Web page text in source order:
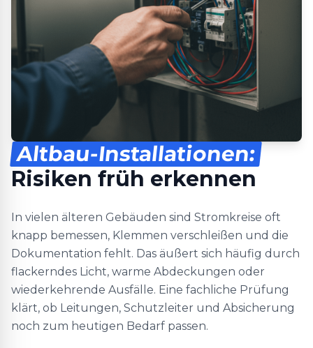
Altbau-Installationen:
Risiken früh erkennen
In vielen älteren Gebäuden sind Stromkreise oft
knapp bemessen, Klemmen verschleißen und die
Dokumentation fehlt. Das äußert sich häufig durch
flackerndes Licht, warme Abdeckungen oder
wiederkehrende Ausfälle. Eine fachliche Prüfung
klärt, ob Leitungen, Schutzleiter und Absicherung
noch zum heutigen Bedarf passen.